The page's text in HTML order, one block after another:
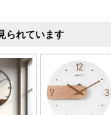
られています